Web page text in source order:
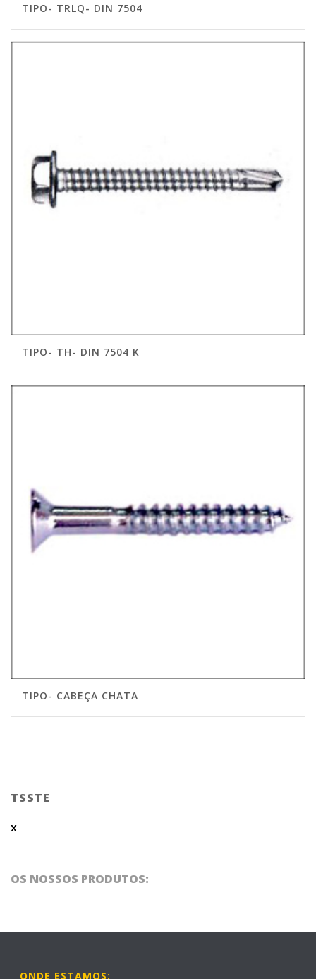
TIPO- TRLQ- DIN 7504
TIPO- TH- DIN 7504 K
TIPO- CABEÇA CHATA
TSSTE
x
OS NOSSOS PRODUTOS:
ONDE ESTAMOS: